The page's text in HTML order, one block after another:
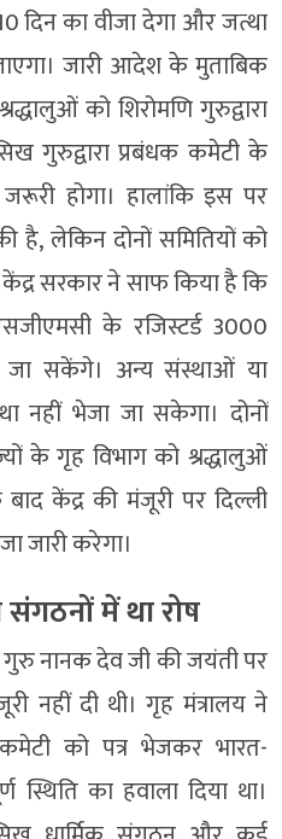
दिन का वीजा देगा और जत्था
जारी आदेश के मुताबिक
को शिरोमणि गुरुद्वारा
गुरुद्वारा प्रबंधक कमेटी के
होगा। हालांकि इस पर
है, लेकिन दोनों समितियों को
सरकार ने साफ किया है कि
के रजिस्टर्ड 3000
जा सकेंगे। अन्य संस्थाओं या
नहीं भेजा जा सकेगा। दोनों
के गृह विभाग को श्रद्धालुओं
केंद्र की मंजूरी पर दिल्ली
जारी करेगा।
में था रोष
नानक देव जी की जयंती पर
नहीं दी थी। गृह मंत्रालय ने
कमेटी को पत्र भेजकर भारत-
स्थिति का हवाला दिया था।